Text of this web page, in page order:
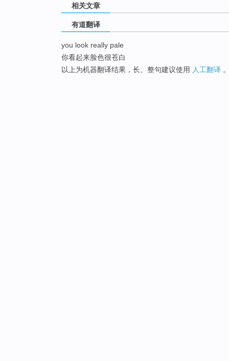
相关文章
有道翻译
you look really pale
你看起来脸色很苍白
以上为机器翻译结果，长、整句建议使用 人工翻译